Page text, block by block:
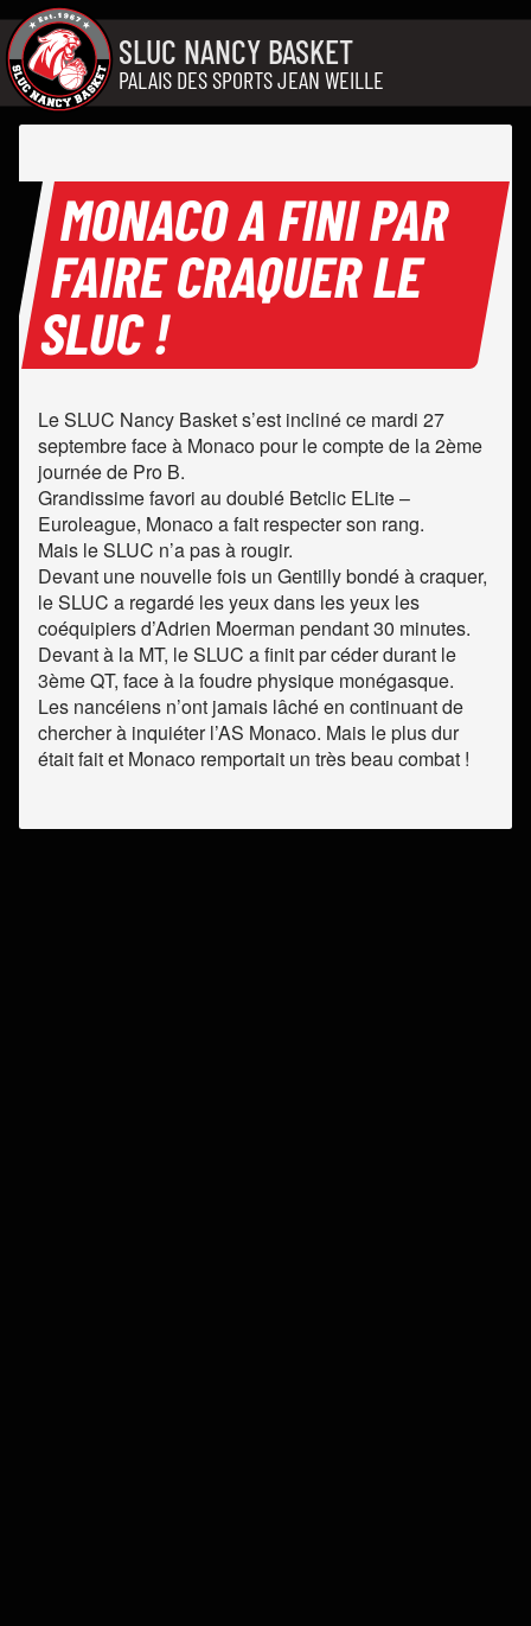
Aller au contenu
SLUC NANCY BASKET
PALAIS DES SPORTS JEAN WEILLE
MONACO A FINI PAR
FAIRE CRAQUER LE
SLUC !
Le SLUC Nancy Basket s’est incliné ce mardi 27
septembre face à Monaco pour le compte de la 2ème
journée de Pro B.
Grandissime favori au doublé Betclic ELite –
Euroleague, Monaco a fait respecter son rang.
Mais le SLUC n’a pas à rougir.
Devant une nouvelle fois un Gentilly bondé à craquer,
le SLUC a regardé les yeux dans les yeux les
coéquipiers d’Adrien Moerman pendant 30 minutes.
Devant à la MT, le SLUC a finit par céder durant le
3ème QT, face à la foudre physique monégasque.
Les nancéiens n’ont jamais lâché en continuant de
chercher à inquiéter l’AS Monaco. Mais le plus dur
était fait et Monaco remportait un très beau combat !